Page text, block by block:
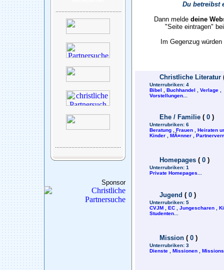
Sponsor
Du betreibst
Dann melde deine
"Seite eintragen"
Im Gegenzug
Christliche Literatur
Unterrubriken: 4
Bibel
Buchhandel Verlage
Vorstellungen
Ehe / Familie ( 0 )
Unterrubriken: 6
Beratung
Frauen
Heiraten
Kinder
MÃ¤nner
Homepages ( 0 )
Unterrubriken: 1
Private Homepages
Jugend ( 0 )
Unterrubriken: 5
CVJM
EC Jungescharen
Studenten
Mission ( 0 )
Unterrubriken: 3
Dienste
Missionen